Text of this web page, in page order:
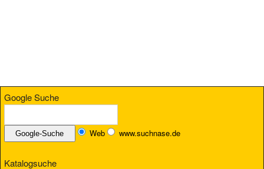
Google Suche
Web www.suchnase.de
Katalogsuche